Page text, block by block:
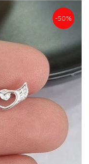
-50%